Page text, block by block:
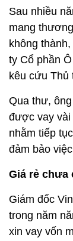
Sau nhiều
mang
không
ty Cổ phần
kêu cứu Thủ
Qua thư,
được vay vài
nhằm tiếp
đảm bảo
Giá rẻ chưa
Giám đốc
trong năm
xin vay vốn